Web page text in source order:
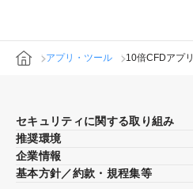
アプリ・ツール 10倍CFDアプリ
セキュリティに関する取り組み
推奨環境
企業情報
基本方針／約款・規程集等